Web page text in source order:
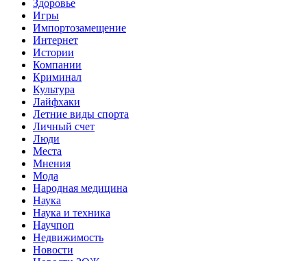
Здоровье
Игры
Импортозамещение
Интернет
Истории
Компании
Криминал
Культура
Лайфхаки
Летние виды спорта
Личный счет
Люди
Места
Мнения
Мода
Народная медицина
Наука
Наука и техника
Научпоп
Недвижимость
Новости